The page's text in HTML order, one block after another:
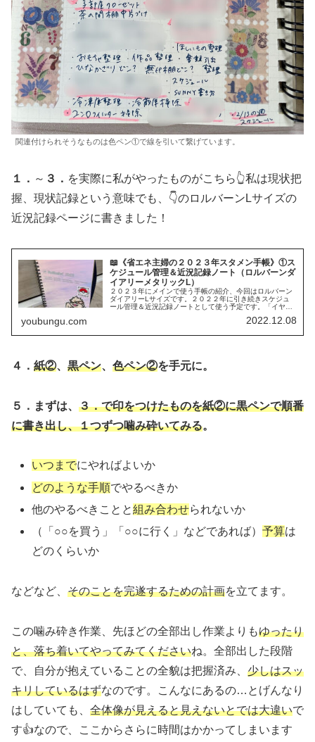
関連付けられそうなものは色ペン①で線を引いて繋げています。
１． ～ ３． を実際に私がやったものがこちら👆私は現状把
握、現状記録という意味でも、👇のロルバーンLサイズの
近況記録ページに書きました！
📖《省エネ主婦の２０２３年スタメン手帳》①ス
ケジュール管理＆近況記録ノート（ロルバーンダ
イアリーメタリックL）
２０２３年にメインで使う手帳の紹介、今回はロルバーン
ダイアリーLサイズです。２０２２年に引き続きスケジュ
ール管理＆近況記録ノートとして使う予定です。「イヤー
youbungu.com 2022.12.08
４． 紙②、 黒ペン、 色ペン②を手元に。
５．まずは、 ３．で印をつけたものを紙②に黒ペンで順番
に書き出し、１つずつ噛み砕いてみる。
いつまでにやればよいか
どのような手順でやるべきか
他のやるべきことと組み合わせられないか
（「○○を買う」「○○に行く」などであれば）予算は
どのくらいか
などなど、 そのことを完遂するための計画を立てます。
この噛み砕き作業、先ほどの全部出し作業よりもゆったり
と、落ち着いてやってみてくださいね。全部出した段階
で、自分が抱えていることの全貌は把握済み、 少しはスッ
キリしているはずなのです。こんなにあるの…とげんなり
はしていても、 全体像が見えると見えないとでは大違いで
す👍なので、ここからさらに時間はかかってしまいます